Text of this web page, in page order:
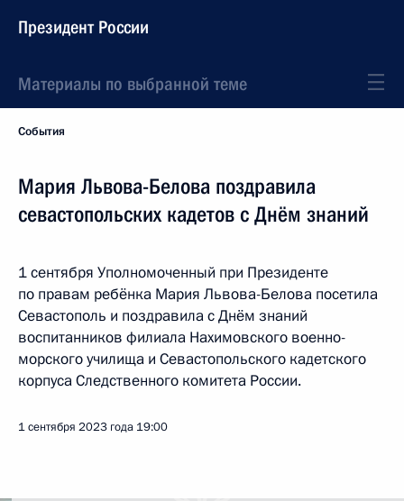
Президент России
Материалы по выбранной теме
События
Мария Львова-Белова поздравила
севастопольских кадетов с Днём знаний
1 сентября Уполномоченный при Президенте
по правам ребёнка Мария Львова-Белова посетила
Севастополь и поздравила с Днём знаний
воспитанников филиала Нахимовского военно-
морского училища и Севастопольского кадетского
корпуса Следственного комитета России.
1 сентября 2023 года 19:00